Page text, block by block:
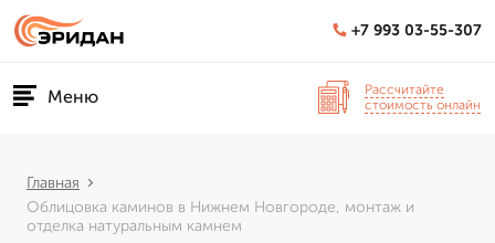
+7 993 03-55-307
Меню
Рассчитайте
стоимость онлайн
Главная
Облицовка каминов в Нижнем Новгороде, монтаж и
отделка натуральным камнем